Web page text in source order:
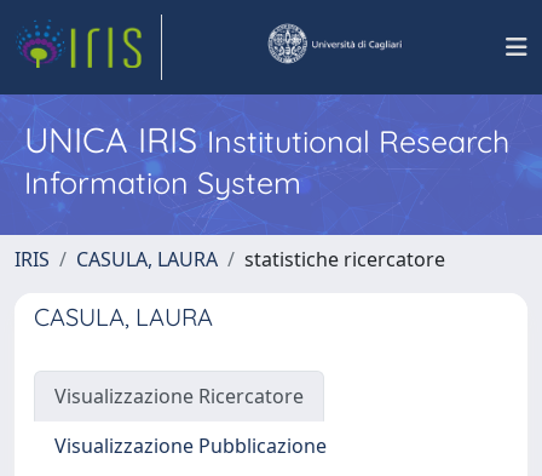
UNICA IRISInstitutional Research
Information System
IRIS CASULA, LAURA statistiche ricercatore
CASULA, LAURA
Visualizzazione Ricercatore
Visualizzazione Pubblicazione